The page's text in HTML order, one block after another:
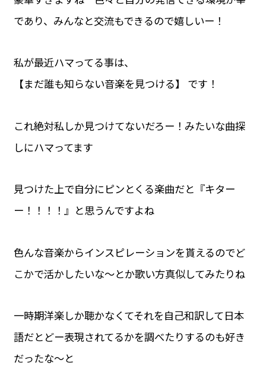
であり、みんなと交流もできるので嬉しいー！
私が最近ハマってる事は、
【まだ誰も知らない音楽を見つける】 です！
これ絶対私しか見つけてないだろー！みたいな曲探
しにハマってます
見つけた上で自分にピンとくる楽曲だと『キター
ー！！！！』と思うんですよね
色んな音楽からインスピレーションを貰えるのでど
こかで活かしたいな〜とか歌い方真似してみたりね
一時期洋楽しか聴かなくてそれを自己和訳して日本
語だとどー表現されてるかを調べたりするのも好き
だったな〜と